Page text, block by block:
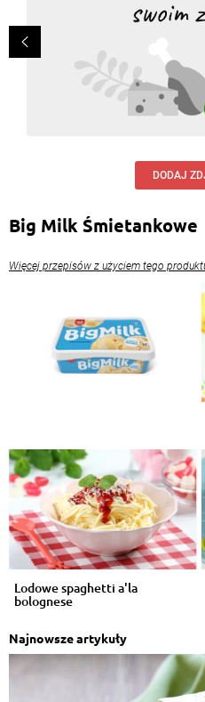
DODAJ
Big Milk Śmietankowe
Więcej przepisów z użyciem tego
Lodowe spaghetti a'la
bolognese
Najnowsze artykuły